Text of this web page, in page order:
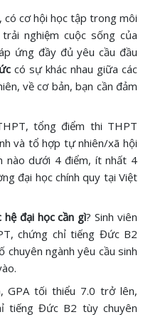
cơ hội học tập trong môi
nghiệm cuộc sống của
ứng đầy đủ yêu cầu đầu
có sự khác nhau giữa các
về cơ bản, bạn cần đảm
tổng điểm thi THPT
và tổ hợp tự nhiên/xã hội
nào dưới 4 điểm, ít nhất 4
đại học chính quy tại Việt
đại học cần gì? Sinh viên
chứng chỉ tiếng Đức B2
chuyên ngành yêu cầu sinh
GPA tối thiểu 7.0 trở lên,
tiếng Đức B2 tùy chuyên